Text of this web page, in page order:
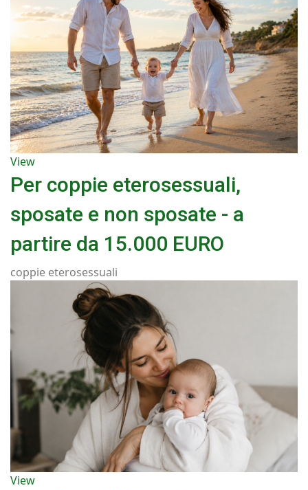
View
Per coppie eterosessuali,
sposate e non sposate - a
partire da 15.000 EURO
coppie eterosessuali
View